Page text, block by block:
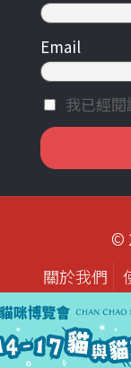
Email
我已經
©
關於我們